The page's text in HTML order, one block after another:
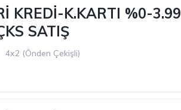
KREDİ-K.KARTI %0-3.99
SATIŞ
4x2 (Önden Çekişli)